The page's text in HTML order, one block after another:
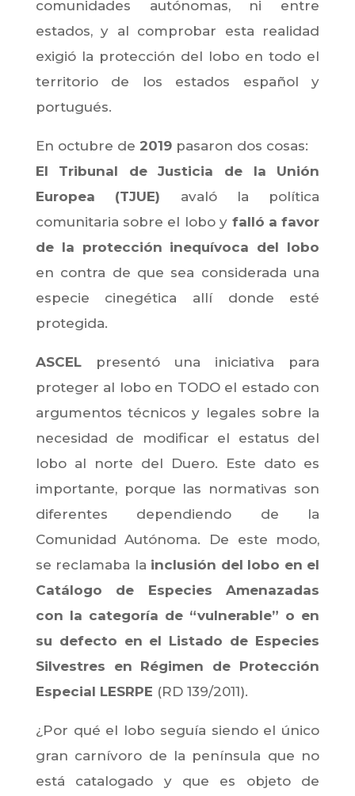
comunidades autónomas, ni entre
estados, y al comprobar esta realidad
exigió la protección del lobo en todo el
territorio de los estados español y
portugués.
En octubre de 2019pasaron dos cosas:
El Tribunal de Justicia de la Unión
Europea (TJUE) avaló la política
comunitaria sobre el lobo y falló a favor
de la protección inequívoca del lobo
en contra de que sea considerada una
especie cinegética allí donde esté
protegida.
ASCELpresentó una iniciativa para
proteger al lobo en TODO el estado con
argumentos técnicos y legales sobre la
necesidad de modificar el estatus del
lobo al norte del Duero. Este dato es
importante, porque las normativas son
diferentes dependiendo de la
Comunidad Autónoma. De este modo,
se reclamaba la inclusión del lobo en el
Catálogo de Especies Amenazadas
con la categoría de “vulnerable” o en
su defecto en el Listado de Especies
Silvestres en Régimen de Protección
Especial LESRPE (RD 139/2011).
¿Por qué el lobo seguía siendo el único
gran carnívoro de la península que no
está catalogado y que es objeto de